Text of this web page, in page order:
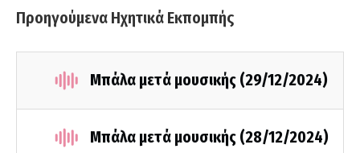
Προηγούμενα Ηχητικά Εκπομπής
Μπάλα μετά μουσικής (29/12/2024)
Μπάλα μετά μουσικής (28/12/2024)